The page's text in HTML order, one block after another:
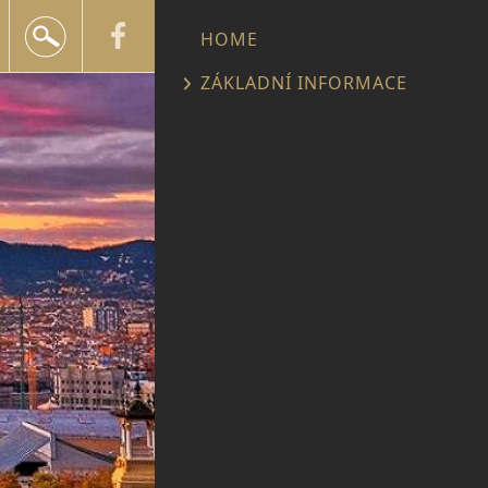
+420 602 552 624
info@snailtravel.czHOME
ZÁKLADNÍ INFORMACE